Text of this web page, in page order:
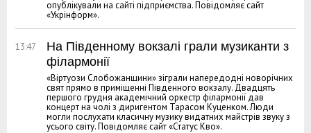
опублікували на сайті підприємства. Повідомляє сайт
«Укрінформ».
13:47
На Південному вокзалі грали музиканти з
філармонії
«Віртуози Слобожанщини» зіграли напередодні новорічних
свят прямо в приміщенні Південного вокзалу. Двадцять
першого грудня академічний оркестр філармонії дав
концерт на чолі з диригентом Тарасом Куценком. Люди
могли послухати класичну музику видатних майстрів звуку з
усього світу. Повідомляє сайт «Статус Кво».